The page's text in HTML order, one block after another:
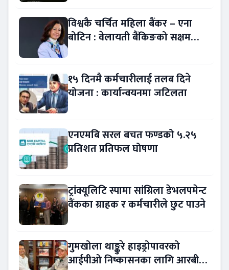
विश्वकै चर्चित महिला बैंकर – एना
बोटिन : वेलायती बैंकिङको सक्षम
१५ दिनमै कर्मचारीलाई तलब दिने
योजना : कार्यान्वयनमा जटिलता
एनएमबि सरल बचत फण्डको ५.२५
प्रतिशत प्रतिफल घोषणा
ट्रांक्यूलिटि स्पामा सांग्रिला डेभलपमेन्ट
वैंकका ग्राहक र कर्मचारीले छुट पाउने
गुमखोला थाङ्कुरे हाइड्रोपावरको
आईपीओ निष्कासनका लागि आरबीबी